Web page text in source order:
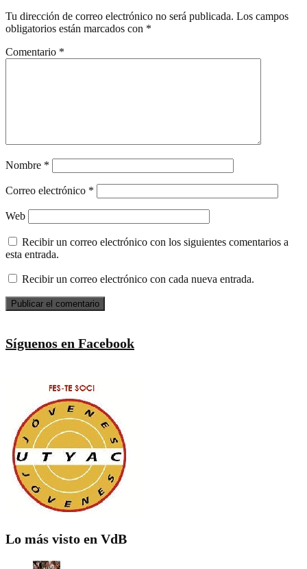
Tu dirección de correo electrónico no será publicada. Los campos
obligatorios están marcados con *
Comentario *
Nombre *
Correo electrónico *
Web
Recibir un correo electrónico con los siguientes comentarios a
esta entrada.
Recibir un correo electrónico con cada nueva entrada.
Síguenos en Facebook
Lo más visto en VdB